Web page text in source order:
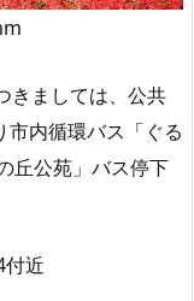
きましては、公共
市内循環バス「ぐる
丘公苑」バス停下
近